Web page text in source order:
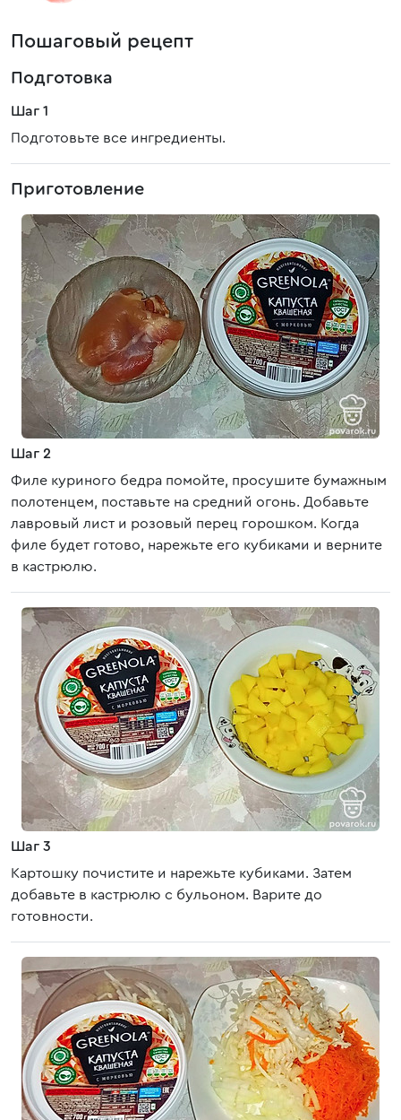
Пошаговый рецепт
Подготовка
Шаг 1
Подготовьте все ингредиенты.
Приготовление
Шаг 2
Филе куриного бедра помойте, просушите бумажным
полотенцем, поставьте на средний огонь. Добавьте
лавровый лист и розовый перец горошком. Когда
филе будет готово, нарежьте его кубиками и верните
в кастрюлю.
Шаг 3
Картошку почистите и нарежьте кубиками. Затем
добавьте в кастрюлю с бульоном. Варите до
готовности.